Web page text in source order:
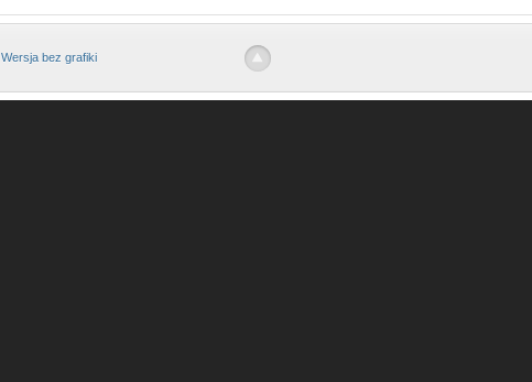
Wersja bez grafiki